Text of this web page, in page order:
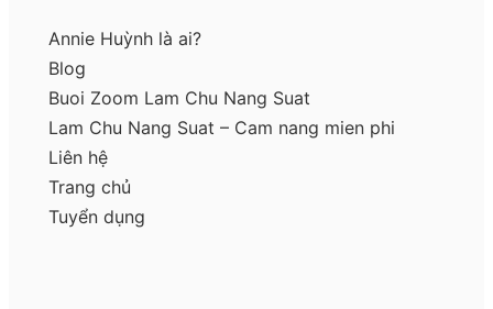
Annie Huỳnh là ai?
Blog
Buoi Zoom Lam Chu Nang Suat
Lam Chu Nang Suat – Cam nang mien phi
Liên hệ
Trang chủ
Tuyển dụng